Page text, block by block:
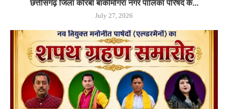
छत्तीसगढ़ जिला कोरबा बांकीमोंगरा नगर पालिका परिषद के...
July 27, 2026